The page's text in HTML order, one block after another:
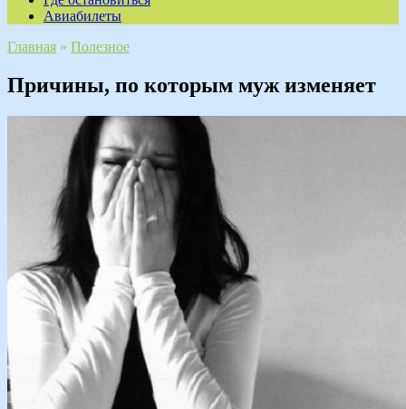
Авиабилеты
Главная » Полезное
Причины, по которым муж изменяет